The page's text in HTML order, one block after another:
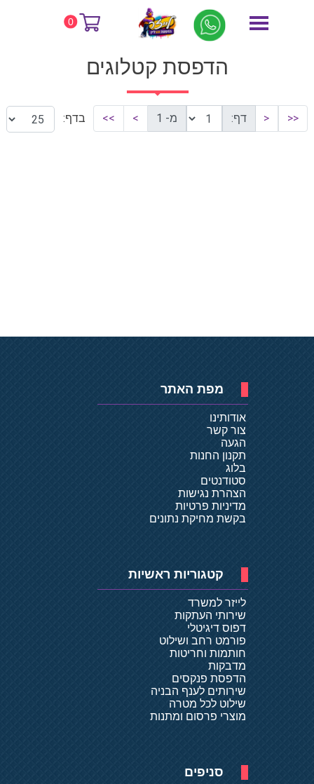
0 דף הבית הדפסת קטלוגים
הדפסת קטלוגים
<<
< דף: מ- 1 >
>> בדף:
מפת האתר
אודותינו
צור קשר
הגעה
תקנון החנות
בלוג
סטודנטים
הצהרת נגישות
מדיניות פרטיות
בקשת מחיקת נתונים
קטגוריות ראשיות
לייזר למשרד
שירותי העתקות
דפוס דיגיטלי
פורמט רחב ושילוט
חותמות וחריטות
מדבקות
הדפסת פנקסים
שירותים לענף הבניה
שילוט לכל מטרה
מוצרי פרסום ומתנות
סניפים